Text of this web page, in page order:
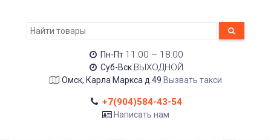
Пн-Пт 11:00 – 18:00
Суб-Вск ВЫХОДНОЙ
Омск, Карла Маркса д.49 Вызвать такси
+7(904)584-43-54
Написать нам